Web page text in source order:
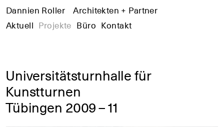
Dannien Roller
Architekten + Partner
Aktuell Projekte Büro Kontakt
Universitätsturnhalle für
Kunstturnen
Tübingen 2009 – 11
+ +